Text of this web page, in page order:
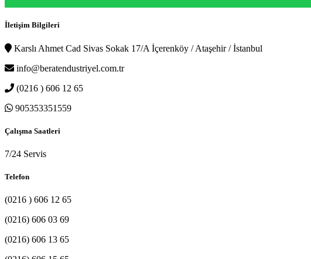
İletişim Bilgileri
Karslı Ahmet Cad Sivas Sokak 17/A İçerenköy / Ataşehir / İstanbul
info@beratendustriyel.com.tr
(0216 ) 606 12 65
905353351559
Çalışma Saatleri
7/24 Servis
Telefon
(0216 ) 606 12 65
(0216) 606 03 69
(0216) 606 13 65